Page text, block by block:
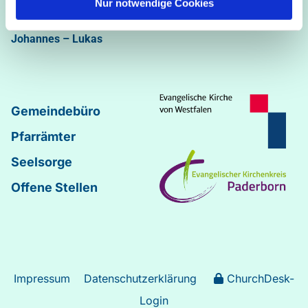
Nur notwendige Cookies
Abdinghof–Martin-Luther–Markus–Matthäus–
Johannes – Lukas
Gemeindebüro
Pfarrämter
Seelsorge
Offene Stellen
Impressum Datenschutzerklärung
ChurchDesk-
Login